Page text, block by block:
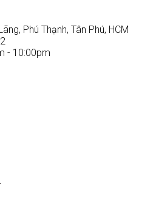
Phú Thạnh, Tân Phú, HCM
- 10:00pm